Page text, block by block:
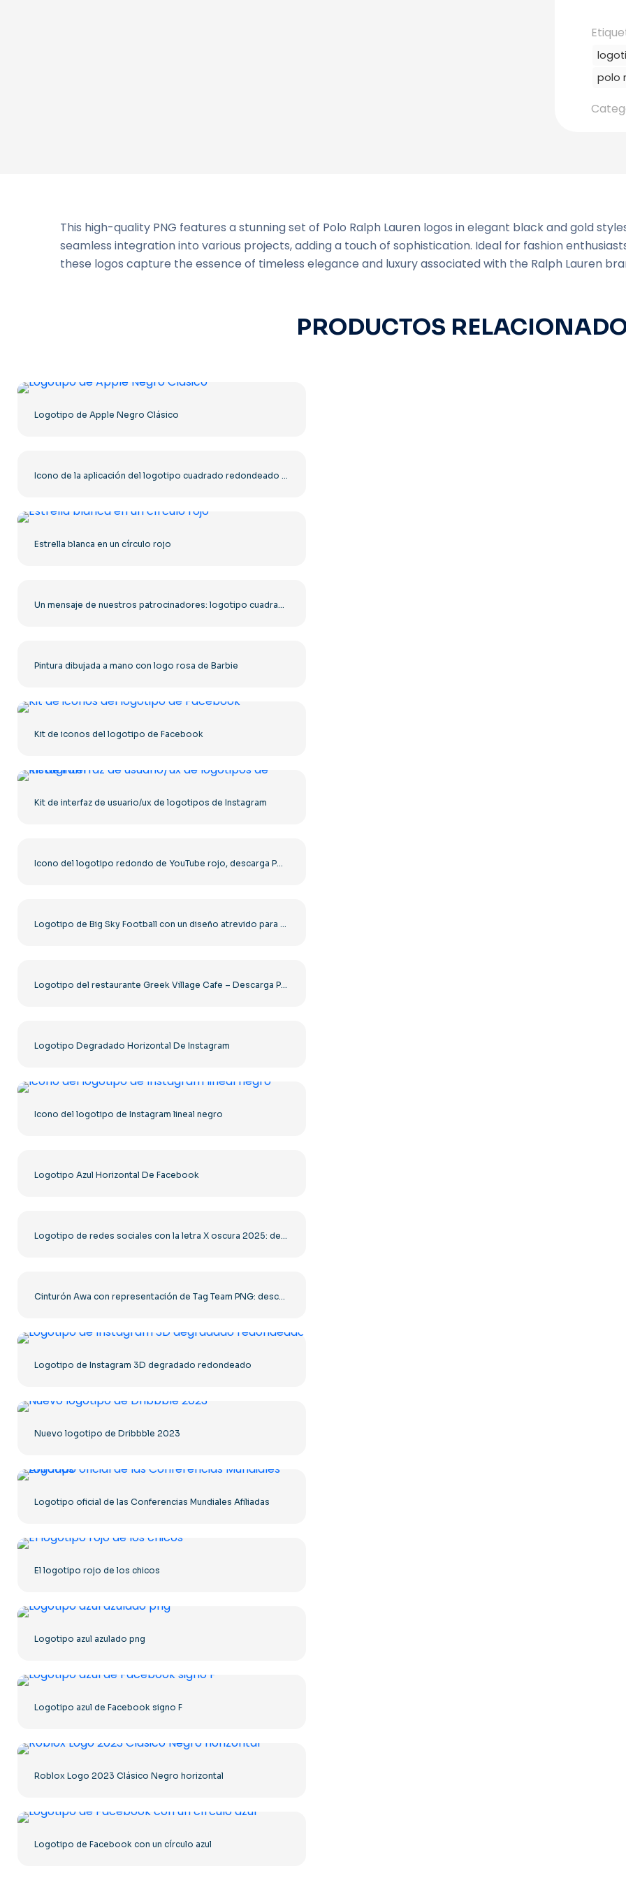
polo
This high-quality PNG features a stunning set of Polo Ralph Lauren logos in elegant black and gold
seamless integration into various projects, adding a touch of sophistication. Ideal for fashion
these logos capture the essence of timeless elegance and luxury associated with the Ralph Lauren
PRODUCTOS
Logotipo de Apple Negro Clásico
Icono de la aplicación del logotipo cuadrado redondeado rojo de McDonald's (2025) – Descargar PNG gratis
Estrella blanca en un círculo rojo
Un mensaje de nuestros patrocinadores: logotipo cuadrado redondeado negro (descarga PNG gratuita)
Pintura dibujada a mano con logo rosa de Barbie
Kit de iconos del logotipo de Facebook
Kit de interfaz de usuario/ux de logotipos de Instagram
Icono del logotipo redondo de YouTube rojo, descarga PNG gratuita
Logotipo de Big Sky Football con un diseño atrevido para tu colección. Descarga PNG gratis.
Logotipo del restaurante Greek Village Cafe – Descarga PNG gratuita
Logotipo Degradado Horizontal De Instagram
Icono del logotipo de Instagram lineal negro
Logotipo Azul Horizontal De Facebook
Logotipo de redes sociales con la letra X oscura 2025: descarga PNG gratuita
Cinturón Awa con representación de Tag Team PNG: descarga PNG gratuita para tus proyectos
Logotipo de Instagram 3D degradado redondeado
Nuevo logotipo de Dribbble 2023
Logotipo oficial de las Conferencias Mundiales Afiliadas
El logotipo rojo de los chicos
Logotipo azul azulado png
Logotipo azul de Facebook signo F
Roblox Logo 2023 Clásico Negro horizontal
Logotipo de Facebook con un círculo azul